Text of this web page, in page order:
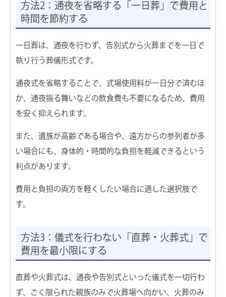
方法2：通夜を省略する「一日葬」で費用と
時間を節約する
一日葬は、通夜を行わず、告別式から火葬までを一日で
執り行う葬儀形式です。
通夜式を省略することで、式場使用料が一日分で済むほ
か、通夜振る舞いなどの飲食費も不要になるため、費用
を安く抑えられます。
また、遺族が高齢である場合や、遠方からの参列者が多
い場合にも、身体的・時間的な負担を軽減できるという
利点があります。
費用と負担の両方を軽くしたい場合に適した選択肢で
す。
方法3：儀式を行わない「直葬・火葬式」で
費用を最小限にする
直葬や火葬式は、通夜や告別式といった儀式を一切行わ
ず、ごく限られた親族のみで火葬場へ向かい、火葬のみ